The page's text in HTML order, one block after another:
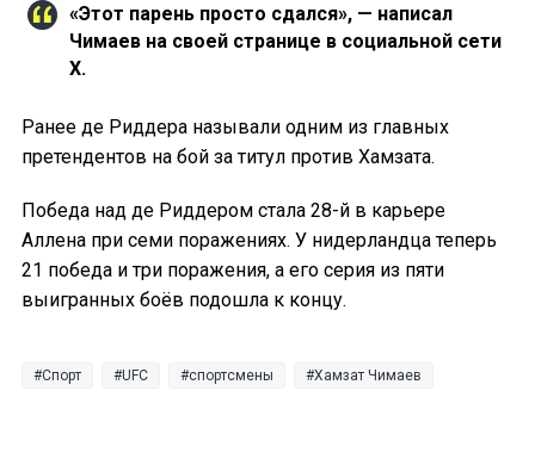
«Этот парень просто сдался», — написал
Чимаев на своей странице в социальной сети
X.
Ранее де Риддера называли одним из главных
претендентов на бой за титул против Хамзата.
Победа над де Риддером стала 28-й в карьере
Аллена при семи поражениях. У нидерландца теперь
21 победа и три поражения, а его серия из пяти
выигранных боёв подошла к концу.
Спорт UFC спортсмены Хамзат Чимаев